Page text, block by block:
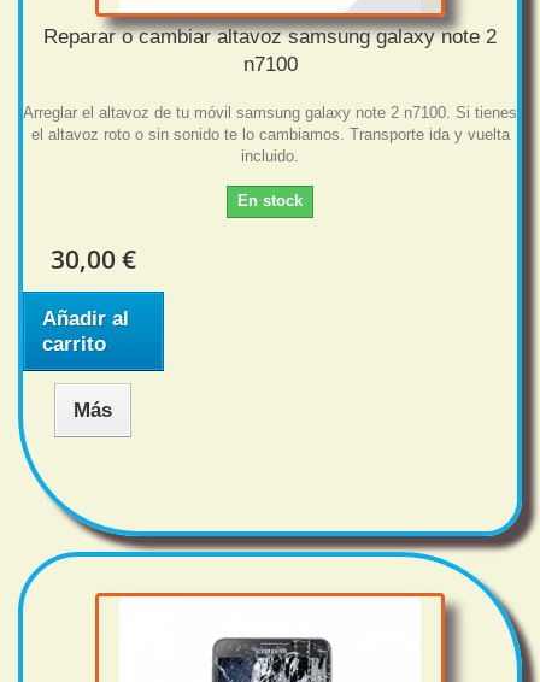
Reparar o cambiar altavoz samsung galaxy note 2
n7100
Arreglar el altavoz de tu móvil samsung galaxy note 2 n7100. Si tienes
el altavoz roto o sin sonido te lo cambiamos. Transporte ida y vuelta
incluido.
En stock
30,00 €
Añadir al
carrito
Más